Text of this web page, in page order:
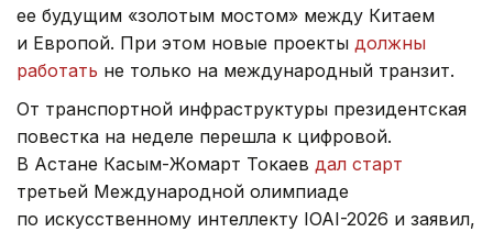
ее будущим «золотым мостом» между Китаем
и Европой. При этом новые проекты должны
работать не только на международный транзит.
От транспортной инфраструктуры президентская
повестка на неделе перешла к цифровой.
В Астане Касым-Жомарт Токаев дал старт
третьей Международной олимпиаде
по искусственному интеллекту IOAI-2026 и заявил,